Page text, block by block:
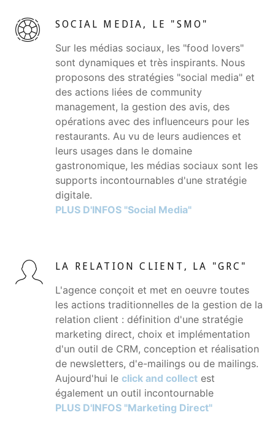
SOCIAL MEDIA, LE "SMO"
Sur les médias sociaux, les "food lovers"
sont dynamiques et très inspirants. Nous
proposons des stratégies "social media" et
des actions liées de community
management, la gestion des avis, des
opérations avec des influenceurs pour les
restaurants. Au vu de leurs audiences et
leurs usages dans le domaine
gastronomique, les médias sociaux sont les
supports incontournables d'une stratégie
digitale.
PLUS D'INFOS "Social Media"
LA RELATION CLIENT, LA "GRC"
L'agence conçoit et met en oeuvre toutes
les actions traditionnelles de la gestion de la
relation client : définition d'une stratégie
marketing direct, choix et implémentation
d'un outil de CRM, conception et réalisation
de newsletters, d'e-mailings ou de mailings.
Aujourd'hui le click and collect est
également un outil incontournable
PLUS D'INFOS "Marketing Direct"